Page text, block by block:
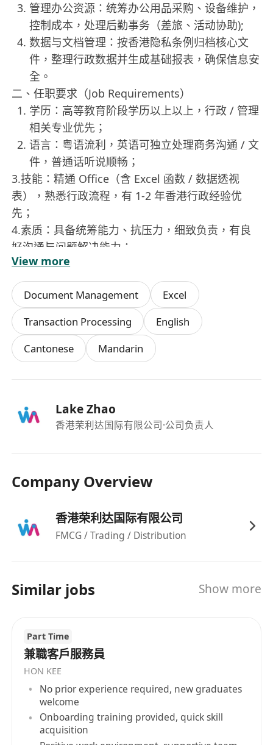
管理办公资源：统筹办公用品采购、设备维护，
控制成本，处理后勤事务（差旅、活动协助);
数据与文档管理：按香港隐私条例归档核心文
件，整理行政数据并生成基础报表，确保信息安
全。
二、任职要求（Job Requirements）
学历：高等教育阶段学历以上以上，行政 / 管理
相关专业优先；
语言：粤语流利，英语可独立处理商务沟通 / 文
件，普通话听说顺畅；
3.技能：精通 Office（含 Excel 函数 / 数据透视
表），熟悉行政流程，有 1-2 年香港行政经验优
先；
4.素质：具备统筹能力、抗压力，细致负责，有良
好沟通与问题解决能力；
5.合规：持香港身份证或合法工作签证，可适应弹
性工作安排。
View more
Document Management
Excel
Transaction Processing
English
Cantonese
Mandarin
Lake Zhao
香港荣利达国际有限公司·公司负责人
Company Overview
香港荣利达国际有限公司
FMCG / Trading / Distribution
Similar jobs Show more
Part Time
兼職客戶服務員
HON KEE
No prior experience required, new graduates
welcome
Onboarding training provided, quick skill
acquisition